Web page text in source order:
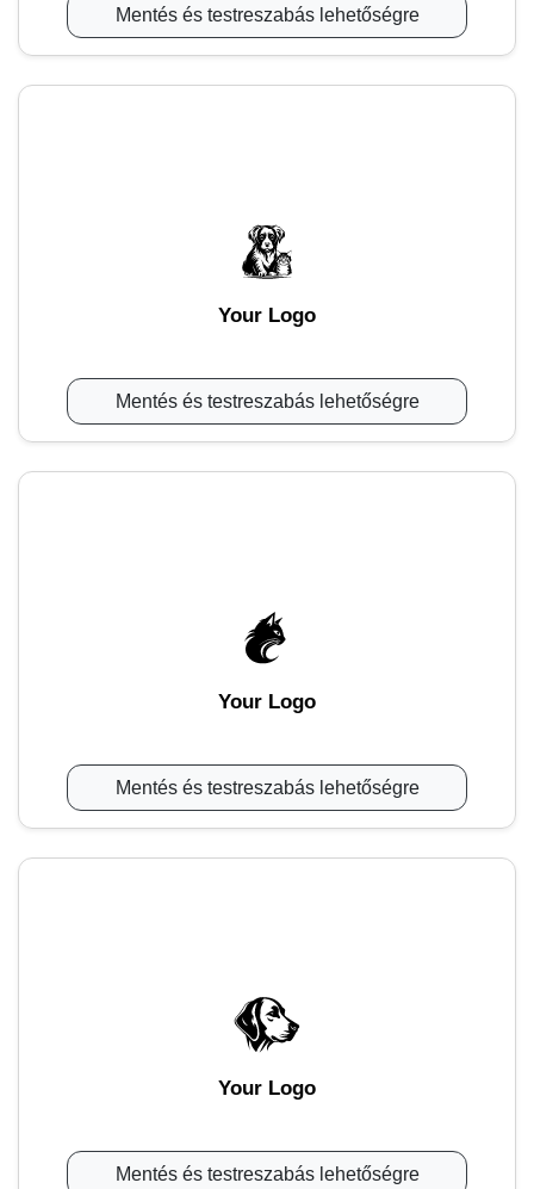
Mentés és testreszabás lehetőségre
Your Logo
Mentés és testreszabás lehetőségre
Your Logo
Mentés és testreszabás lehetőségre
Your Logo
Mentés és testreszabás lehetőségre